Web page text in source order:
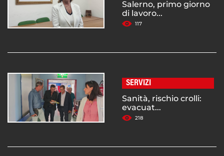
Salerno, primo giorno
di lavoro...
117
SERVIZI
Sanità, rischio crolli:
evacuat...
218